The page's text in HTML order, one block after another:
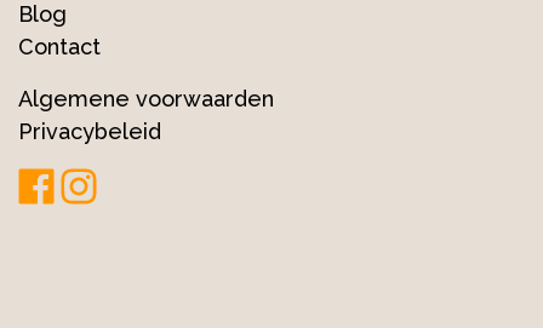
Blog
Contact
Algemene voorwaarden
Privacybeleid